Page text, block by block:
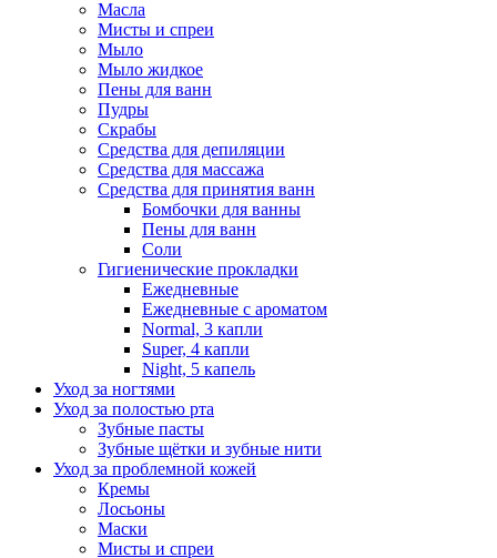
Масла
Мисты и спреи
Мыло
Мыло жидкое
Пены для ванн
Пудры
Скрабы
Средства для депиляции
Средства для массажа
Средства для принятия ванн
Бомбочки для ванны
Пены для ванн
Соли
Гигиенические прокладки
Ежедневные
Ежедневные с ароматом
Normal, 3 капли
Super, 4 капли
Night, 5 капель
Уход за ногтями
Уход за полостью рта
Зубные пасты
Зубные щётки и зубные нити
Уход за проблемной кожей
Кремы
Лосьоны
Маски
Мисты и спреи